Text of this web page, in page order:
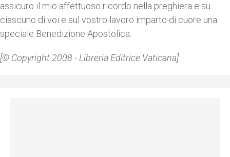
assicuro il mio affettuoso ricordo nella preghiera e su
ciascuno di voi e sul vostro lavoro imparto di cuore una
speciale Benedizione Apostolica.
[© Copyright 2008 - Libreria Editrice Vaticana]